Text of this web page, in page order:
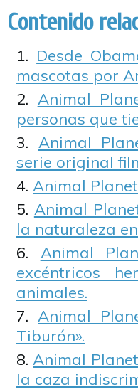
Contenido
Desde
mascotas por
Animal
personas que
Animal
serie original
Animal
Animal
la naturaleza
Animal
excéntricos
animales.
Animal
Tiburón».
Animal
la caza